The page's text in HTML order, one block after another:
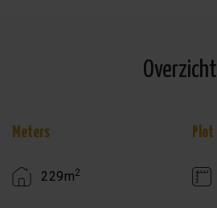
Overzicht
Meters
229m2
Plot